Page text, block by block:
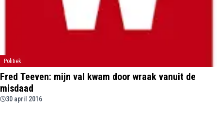
Politiek
Fred Teeven: mijn val kwam door wraak vanuit de
misdaad
30 april 2016